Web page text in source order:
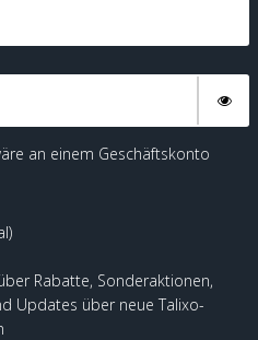
an einem Geschäftskonto
Rabatte, Sonderaktionen,
Updates über neue Talixo-